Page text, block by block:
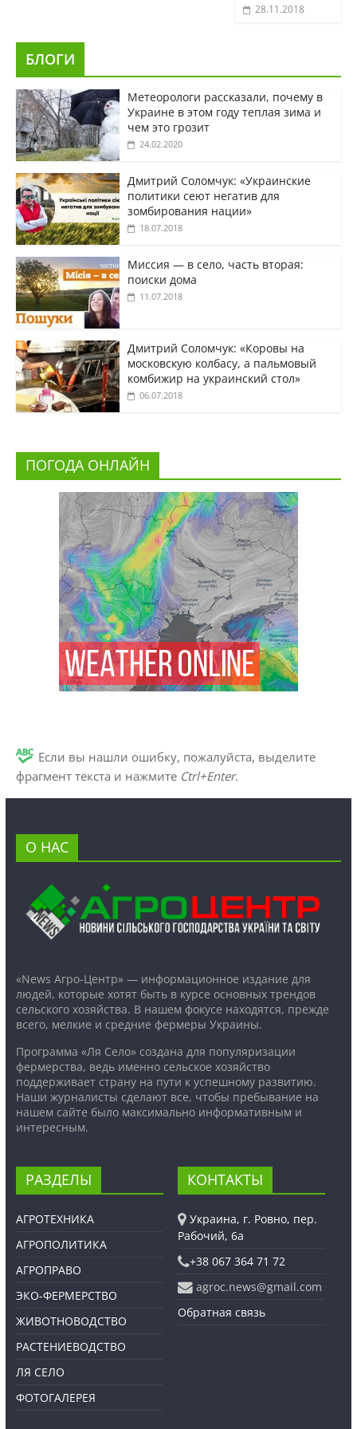
28.11.2018
БЛОГИ
Метеорологи рассказали, почему в
Украине в этом году теплая зима и
чем это грозит
24.02.2020
Дмитрий Соломчук: «Украинские
политики сеют негатив для
зомбирования нации»
18.07.2018
Миссия — в село, часть вторая:
поиски дома
11.07.2018
Дмитрий Соломчук: «Коровы на
московскую колбасу, а пальмовый
комбижир на украинский стол»
06.07.2018
ПОГОДА ОНЛАЙН
Если вы нашли ошибку, пожалуйста, выделите
фрагмент текста и нажмите Ctrl+Enter.
О НАС
«News Агро-Центр» — информационное издание для
людей, которые хотят быть в курсе основных трендов
сельского хозяйства. В нашем фокусе находятся, прежде
всего, мелкие и средние фермеры Украины.
Программа «Ля Село» создана для популяризации
фермерства, ведь именно сельское хозяйство
поддерживает страну на пути к успешному развитию.
Наши журналисты сделают все, чтобы пребывание на
нашем сайте было максимально информативным и
интересным.
РАЗДЕЛЫ
АГРОТЕХНИКА
АГРОПОЛИТИКА
АГРОПРАВО
ЭКО-ФЕРМЕРСТВО
ЖИВОТНОВОДСТВО
РАСТЕНИЕВОДСТВО
ЛЯ СЕЛО
ФОТОГАЛЕРЕЯ
КОНТАКТЫ
Украина, г. Ровно, пер.
Рабочий, 6а
+38 067 364 71 72
agroc.news@gmail.com
Обратная связь